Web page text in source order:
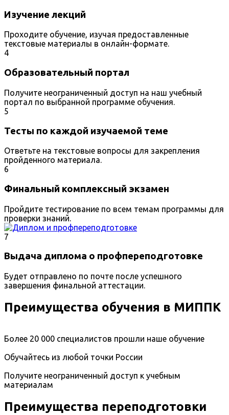
Изучение лекций
Проходите обучение, изучая предоставленные
текстовые материалы в онлайн-формате.
4
Образовательный портал
Получите неограниченный доступ на наш учебный
портал по выбранной программе обучения.
5
Тесты по каждой изучаемой теме
Ответьте на текстовые вопросы для закрепления
пройденного материала.
6
Финальный комплексный экзамен
Пройдите тестирование по всем темам программы для
проверки знаний.
7
Выдача диплома о профпереподготовке
Будет отправлено по почте после успешного
завершения финальной аттестации.
Преимущества обучения в МИППК
Более 20 000 специалистов прошли наше обучение
Обучайтесь из любой точки России
Получите неограниченный доступ к учебным
материалам
Преимущества переподготовки